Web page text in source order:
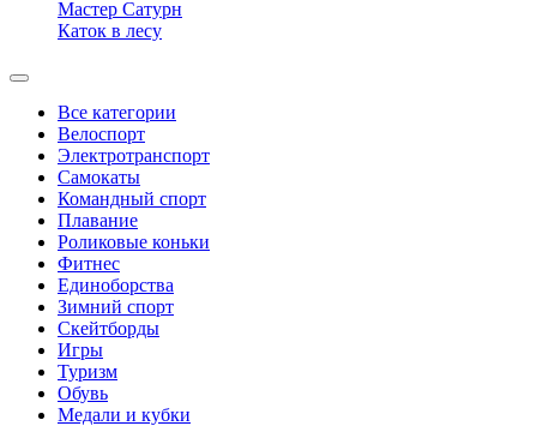
Мастер Сатурн
Каток в лесу
Все категории
Велоспорт
Электротранспорт
Самокаты
Командный спорт
Плавание
Роликовые коньки
Фитнес
Единоборства
Зимний спорт
Скейтборды
Игры
Туризм
Обувь
Медали и кубки